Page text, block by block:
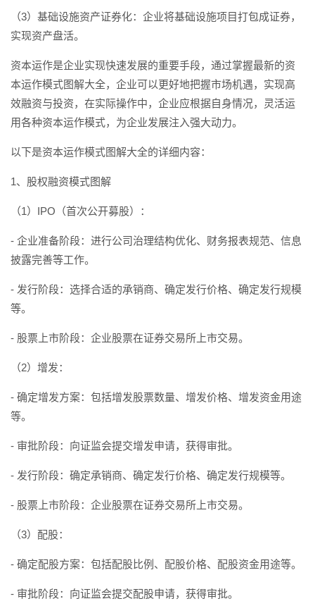
（3）基础设施资产证券化：企业将基础设施项目打包成证券，
实现资产盘活。
资本运作是企业实现快速发展的重要手段，通过掌握最新的资
本运作模式图解大全，企业可以更好地把握市场机遇，实现高
效融资与投资，在实际操作中，企业应根据自身情况，灵活运
用各种资本运作模式，为企业发展注入强大动力。
以下是资本运作模式图解大全的详细内容：
1、股权融资模式图解
（1）IPO（首次公开募股）：
- 企业准备阶段：进行公司治理结构优化、财务报表规范、信息
披露完善等工作。
- 发行阶段：选择合适的承销商、确定发行价格、确定发行规模
等。
- 股票上市阶段：企业股票在证券交易所上市交易。
（2）增发：
- 确定增发方案：包括增发股票数量、增发价格、增发资金用途
等。
- 审批阶段：向证监会提交增发申请，获得审批。
- 发行阶段：确定承销商、确定发行价格、确定发行规模等。
- 股票上市阶段：企业股票在证券交易所上市交易。
（3）配股：
- 确定配股方案：包括配股比例、配股价格、配股资金用途等。
- 审批阶段：向证监会提交配股申请，获得审批。